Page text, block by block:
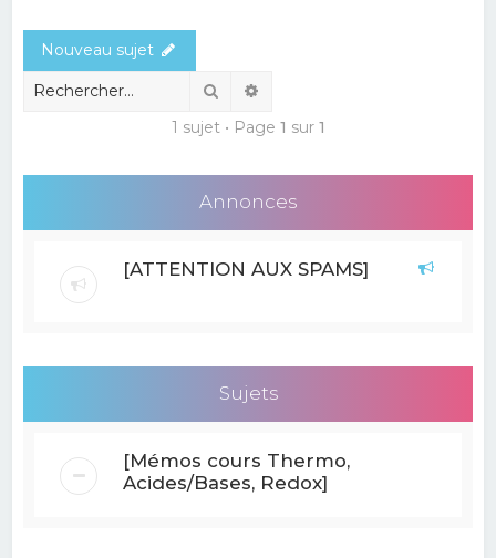
r
Nouveau sujet
Rechercher
1 sujet • Page 1 sur 1
Annonces
[ATTENTION AUX SPAMS]
Sujets
[Mémos cours Thermo,
Acides/Bases, Redox]